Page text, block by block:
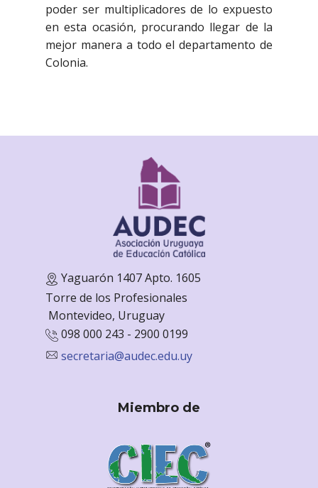
poder ser multiplicadores de lo expuesto
en esta ocasión, procurando llegar de la
mejor manera a todo el departamento de
Colonia.
Yaguarón 1407 Apto. 1605
Torre de los Profesionales
Montevideo, Uruguay
098 000 243 - 2900 0199
secretaria@audec.edu.uy
Miembro de